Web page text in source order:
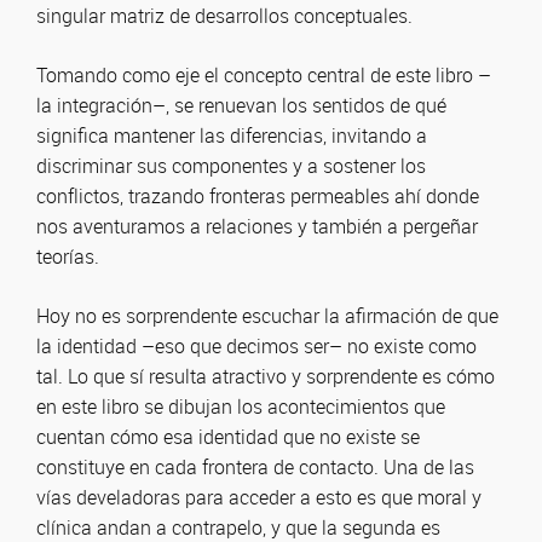
singular matriz de desarrollos conceptuales.
Tomando como eje el concepto central de este libro –
la integración–, se renuevan los sentidos de qué
significa mantener las diferencias, invitando a
discriminar sus componentes y a sostener los
conflictos, trazando fronteras permeables ahí donde
nos aventuramos a relaciones y también a pergeñar
teorías.
Hoy no es sorprendente escuchar la afirmación de que
la identidad –eso que decimos ser– no existe como
tal. Lo que sí resulta atractivo y sorprendente es cómo
en este libro se dibujan los acontecimientos que
cuentan cómo esa identidad que no existe se
constituye en cada frontera de contacto. Una de las
vías develadoras para acceder a esto es que moral y
clínica andan a contrapelo, y que la segunda es